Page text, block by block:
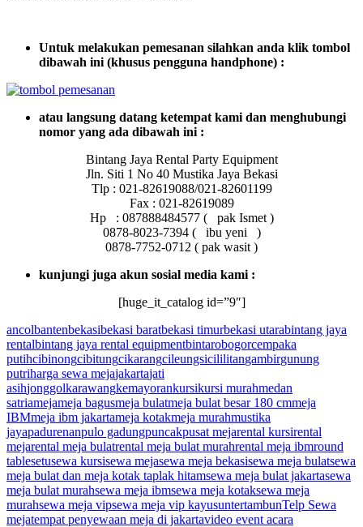
Untuk melakukan pemesanan silahkan anda klik tombol
dibawah ini (khusus pengguna handphone) :
atau langsung datang ketempat kami dan menghubungi
nomor yang ada dibawah ini :
Bintang Jaya Rental Party Equipment
Jln. Siti 1 No 40 Mustika Jaya Bekasi
Tlp : 021-82619088/021-82601199
Fax : 021-82619089
Hp : 087888484577 ( pak Ismet )
0878-8023-7394 ( ibu yeni )
0878-7752-0712 ( pak wasit )
kunjungi juga akun sosial media kami :
[huge_it_catalog id=”9″]
ancolbantenbekasibekasi baratbekasi timurbekasi utarabintang jaya
rentalbintang jaya rental equipmentbintarobogorcempaka
putihcibinongcibitungcikarangcileungsicililitangambirgunung
putriharga sewa mejajakartajati
asihjonggolkarawangkemayorankursikursi murahmedan
satriamejameja bagusmeja bulatmeja bulat besar 180 cmmeja
IBMmeja ibm jakartameja kotakmeja murahmustika
jayapadurenanpulo gadungpuncakpusat mejarental kursirental
mejarental meja bulatrental meja bulat murahrental meja ibmround
tablesetusewa kursisewa mejasewa meja bekasisewa meja bulatsewa
meja bulat dan meja kotak taplak hitamsewa meja bulat jakartasewa
meja bulat murahsewa meja ibmsewa meja kotaksewa meja
murahsewa meja vipsewa meja vip kayusuntertambunTelp Sewa
mejatempat penyewaan meja di jakartavideo event acara